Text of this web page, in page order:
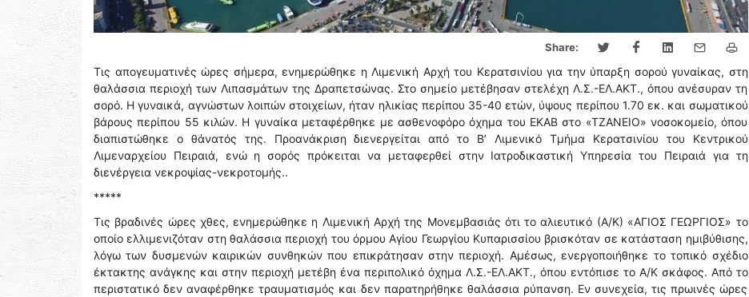
Share:
Τις απογευματινές ώρες σήμερα, ενημερώθηκε η Λιμενική Αρχή του Κερατσινίου για την ύπαρξη σορού γυναίκας, στη
θαλάσσια περιοχή των Λιπασμάτων της Δραπετσώνας. Στο σημείο μετέβησαν στελέχη Λ.Σ.-ΕΛ.ΑΚΤ., όπου ανέσυραν τη
σορό. Η γυναικά, αγνώστων λοιπών στοιχείων, ήταν ηλικίας περίπου 35-40 ετών, ύψους περίπου 1.70 εκ. και σωματικού
βάρους περίπου 55 κιλών. Η γυναίκα μεταφέρθηκε με ασθενοφόρο όχημα του ΕΚΑΒ στο «ΤΖΑΝΕΙΟ» νοσοκομείο, όπου
διαπιστώθηκε ο θάνατός της. Προανάκριση διενεργείται από το Β’ Λιμενικό Τμήμα Κερατσινίου του Κεντρικού
Λιμεναρχείου Πειραιά, ενώ η σορός πρόκειται να μεταφερθεί στην Ιατροδικαστική Υπηρεσία του Πειραιά για τη
διενέργεια νεκροψίας-νεκροτομής..
*****
Τις βραδινές ώρες χθες, ενημερώθηκε η Λιμενική Αρχή της Μονεμβασιάς ότι το αλιευτικό (Α/Κ) «ΑΓΙΟΣ ΓΕΩΡΓΙΟΣ» το
οποίο ελλιμενιζόταν στη θαλάσσια περιοχή του όρμου Αγίου Γεωργίου Κυπαρισσίου βρισκόταν σε κατάσταση ημιβύθισης,
λόγω των δυσμενών καιρικών συνθηκών που επικράτησαν στην περιοχή. Αμέσως, ενεργοποιήθηκε το τοπικό σχέδιο
έκτακτης ανάγκης και στην περιοχή μετέβη ένα περιπολικό όχημα Λ.Σ.-ΕΛ.ΑΚΤ., όπου εντόπισε το Α/Κ σκάφος. Από το
περιστατικό δεν αναφέρθηκε τραυματισμός και δεν παρατηρήθηκε θαλάσσια ρύπανση. Εν συνεχεία, τις πρωινές ώρες